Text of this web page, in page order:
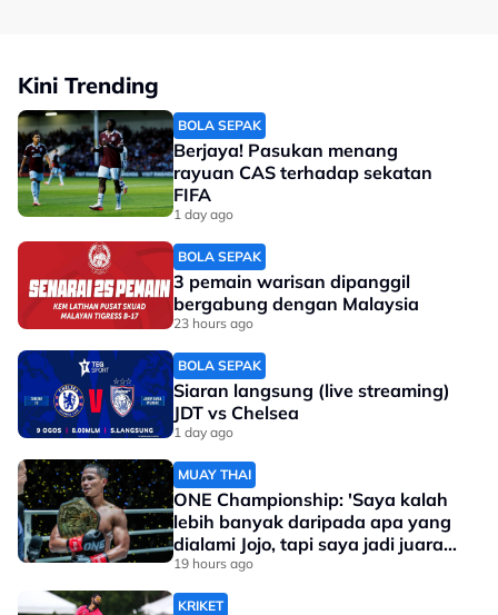
Kini Trending
BOLA SEPAK
Berjaya! Pasukan menang
rayuan CAS terhadap sekatan
FIFA
1 day ago
BOLA SEPAK
3 pemain warisan dipanggil
bergabung dengan Malaysia
23 hours ago
BOLA SEPAK
Siaran langsung (live streaming)
JDT vs Chelsea
1 day ago
MUAY THAI
ONE Championship: 'Saya kalah
lebih banyak daripada apa yang
dialami Jojo, tapi saya jadi juara
dunia'
19 hours ago
KRIKET